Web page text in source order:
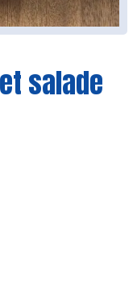
salade